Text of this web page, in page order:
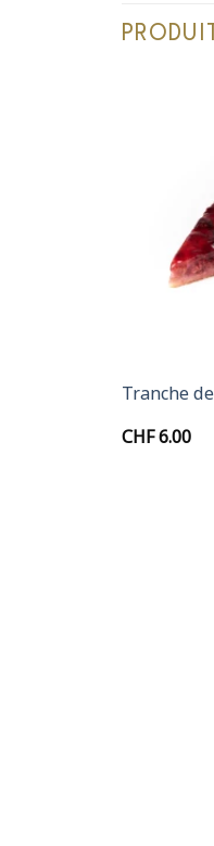
Tranche
CHF6.00